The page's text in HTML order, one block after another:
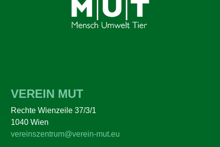
VEREIN MUT
Rechte Wienzeile 37/3/1
1040 Wien
vereinszentrum@verein-mut.eu